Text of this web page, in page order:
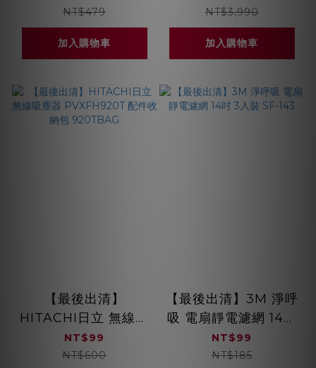
一組2片 D7系列
NT$479
加入購物車
(需搭配K9S用研磨杯)
JYC-09
NT$3,990
加入購物車
【最後出清】
HITACHI日立 無線吸
塵器 PVXFH920T 配
件收納包 920TBAG
NT$99
NT$600
【最後出清】3M 淨呼
吸 電扇靜電濾網 14吋
3入裝 SF-143
NT$99
NT$185